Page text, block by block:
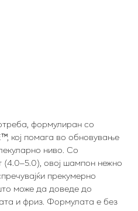
формулиран со
кој помага во обновување
ниво. Со
овој шампон нежно
прекумерно
може да доведе до
и фриз. Формулата е без